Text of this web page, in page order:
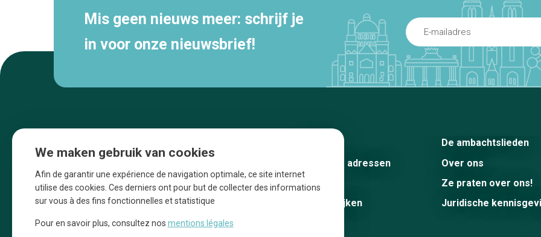
Mis geen nieuws meer: schrijf je
in voor onze nieuwsbrief!
Une initiative d’Entreprendre Bruxelles pour
la promotion des commerces de la Ville
De beste adressen
Blog
Winkelwijken
De ambachtslieden
Over ons
Ze praten over ons!
Juridische
We maken gebruik van cookies
Afin de garantir une expérience de navigation optimale, ce site internet
utilise des cookies. Ces derniers ont pour but de collecter des informations
sur vous à des fins fonctionnelles et statistique
Pour en savoir plus, consultez nos mentions légales